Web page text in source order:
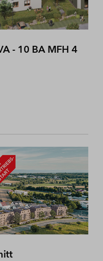
- 10 BA MFH 4